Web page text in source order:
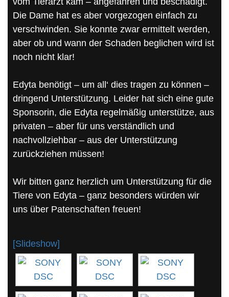
Die Dame hat es aber vorgezogen einfach zu
verschwinden. Sie konnte zwar ermittelt werden,
aber ob und wann der Schaden beglichen wird ist
noch nicht klar!
Edyta benötigt – um all‘ dies tragen zu können –
dringend Unterstützung. Leider hat sich eine gute
Sponsorin, die Edyta regelmäßig unterstütze, aus
privaten – aber für uns verständlich und
nachvollziehbar – aus der Unterstützung
zurückziehen müssen!
Wir bitten ganz herzlich um Unterstützung für die
Tiere von Edyta – ganz besonders würden wir
uns über Patenschaften freuen!
[Slideshow]